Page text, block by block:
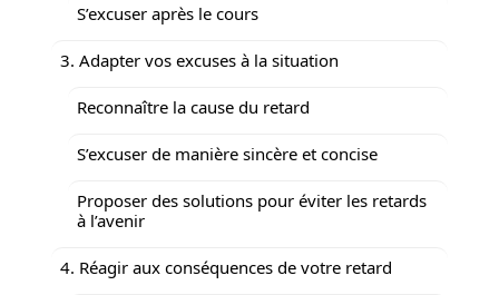
S’excuser après le cours
3. Adapter vos excuses à la situation
Reconnaître la cause du retard
S’excuser de manière sincère et concise
Proposer des solutions pour éviter les retards
à l’avenir
4. Réagir aux conséquences de votre retard